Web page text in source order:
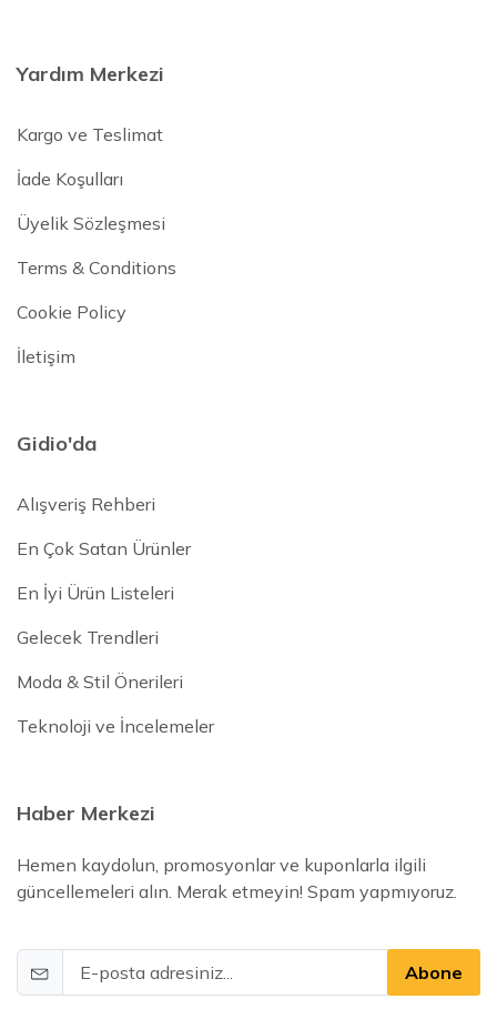
Yardım Merkezi
Kargo ve Teslimat
İade Koşulları
Üyelik Sözleşmesi
Terms & Conditions
Cookie Policy
İletişim
Gidio'da
Alışveriş Rehberi
En Çok Satan Ürünler
En İyi Ürün Listeleri
Gelecek Trendleri
Moda & Stil Önerileri
Teknoloji ve İncelemeler
Haber Merkezi
Hemen kaydolun, promosyonlar ve kuponlarla ilgili
güncellemeleri alın. Merak etmeyin! Spam yapmıyoruz.
Abone